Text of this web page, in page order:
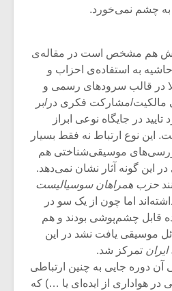
به چشم نمی‌خورد.
هم مشخص است در مقاله‌ی
به استفاده‌ی احزاب و
در قالب سرودهای رسمی و
مالکیت/مشارکت فکری در/بر
تایید در جایگاه نوعی ابراز
این نوع ارتباط نه فقط بسیار
موسیقی‌شناختی هم
این گونه آثار نشان نمی‌دهد.
حزب همراهان سوسیالیست
اما چون از یک سو در
قابل چشم‌پوشی بودند و هم
موسیقی یافت نشد در این
تمرکز شد.
آن دوره جایی به چنین ارتباطی
در هواداری از ایده‌ای یا …) که